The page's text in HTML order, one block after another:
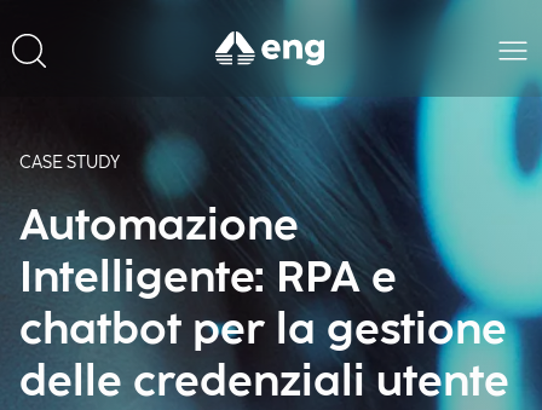
CASE STUDY
Automazione
Intelligente: RPA e
chatbot per la gestione
delle credenziali utente